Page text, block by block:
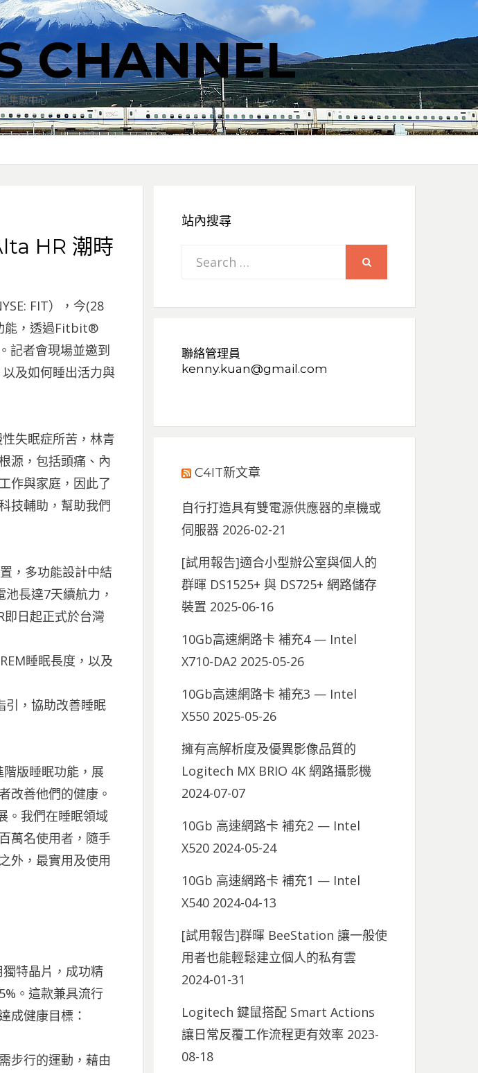
CHANNEL
集散中心
HR 潮時
FIT），今(28
能，透過Fitbit®
記者會現場並邀到
及如何睡出活力與
失眠症所苦，林青
源，包括頭痛、內
作與家庭，因此了
技輔助，幫助我們
，多功能設計中結
長達7天續航力，
日起正式於台灣
睡眠長度，以及
，協助改善睡眠
版睡眠功能，展
改善他們的健康。
。我們在睡眠領域
萬名使用者，隨手
外，最實用及使用
特晶片，成功精
。這款兼具流行
成健康目標：
步行的運動，藉由
站內搜尋
Search
聯絡管理員
kenny.kuan@gmail.com
C4IT新文章
自行打造具有雙電源供應器的桌機或
伺服器 2026-02-21
[試用報告]適合小型辦公室與個人的
群暉 DS1525+ 與 DS725+ 網路儲存
裝置 2025-06-16
10Gb高速網路卡 補充4 — Intel
X710-DA2 2025-05-26
10Gb高速網路卡 補充3 — Intel
X550 2025-05-26
擁有高解析度及優異影像品質的
Logitech MX BRIO 4K 網路攝影機
2024-07-07
10Gb 高速網路卡 補充2 — Intel
X520 2024-05-24
10Gb 高速網路卡 補充1 — Intel
X540 2024-04-13
[試用報告]群暉 BeeStation 讓一般使
用者也能輕鬆建立個人的私有雲
2024-01-31
Logitech 鍵鼠搭配 Smart Actions
讓日常反覆工作流程更有效率 2023-
08-18